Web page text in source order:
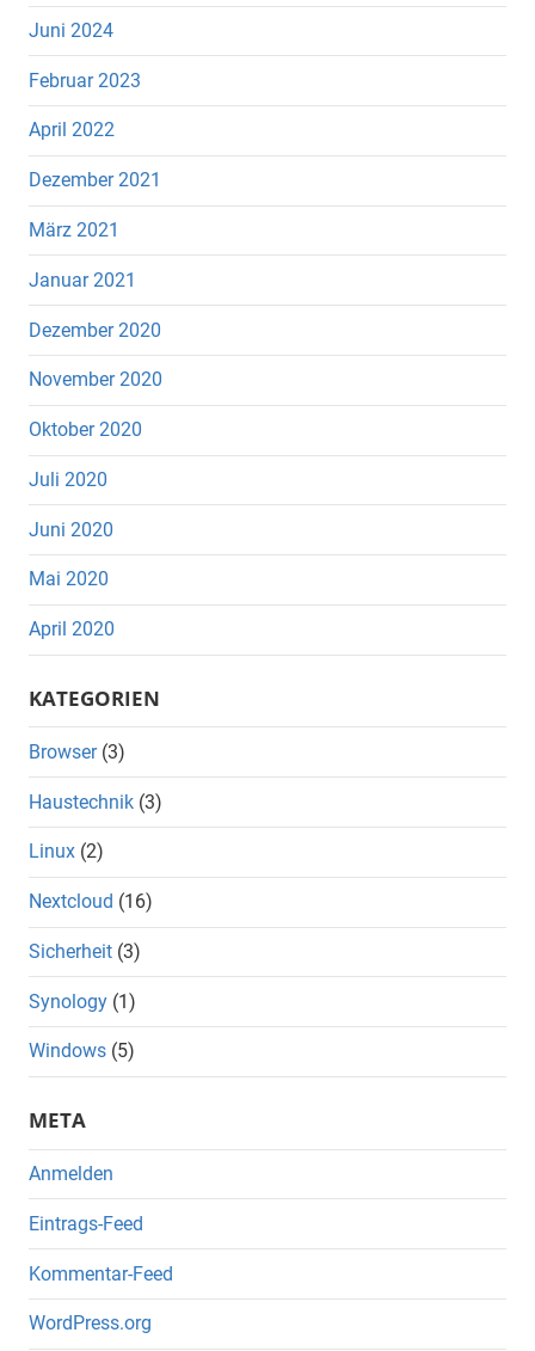
Juni 2024
Februar 2023
April 2022
Dezember 2021
März 2021
Januar 2021
Dezember 2020
November 2020
Oktober 2020
Juli 2020
Juni 2020
Mai 2020
April 2020
KATEGORIEN
Browser(3)
Haustechnik (3)
Linux (2)
Nextcloud (16)
Sicherheit (3)
Synology (1)
Windows (5)
META
Anmelden
Eintrags-Feed
Kommentar-Feed
WordPress.org